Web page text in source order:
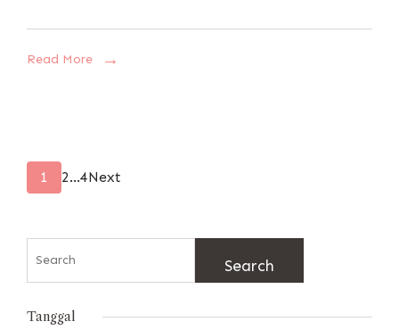
Read More
Posts
Page
1 Page
2…Page
4Next
Tanggal